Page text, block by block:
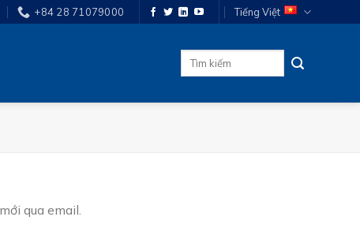
+84 28 71079000 Tiếng Việt
Tìm
qua email.